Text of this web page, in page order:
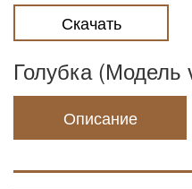
Скачать
Голубка (Модель
Описание